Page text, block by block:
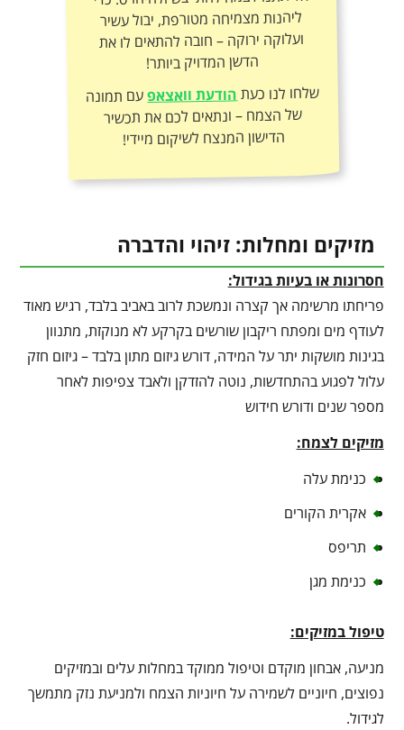
הדשן המדויק ביותר!
שלחו לנו כעתהודעת וואצאפעם תמונה
של הצמח – ונתאים לכם את תכשיר
הדישון המנצח לשיקום מיידי!
מזיקים ומחלות: זיהוי והדברה
חסרונות או בעיות בגידול:
פריחתו מרשימה אך קצרה ונמשכת לרוב באביב בלבד, רגיש מאוד
לעודף מים ומפתח ריקבון שורשים בקרקע לא מנוקזת, מתנוון
בגינות מושקות יתר על המידה, דורש גיזום מתון בלבד – גיזום חזק
עלול לפגוע בהתחדשות, נוטה להזדקן ולאבד צפיפות לאחר
מספר שנים ודורש חידוש
מזיקים לצמח:
כנימת עלה
אקרית הקורים
תריפס
כנימת מגן
טיפול במזיקים:
מניעה, אבחון מוקדם וטיפול ממוקד במחלות עלים ובמזיקים
נפוצים, חיוניים לשמירה על חיוניות הצמח ולמניעת נזק מתמשך
לגידול.